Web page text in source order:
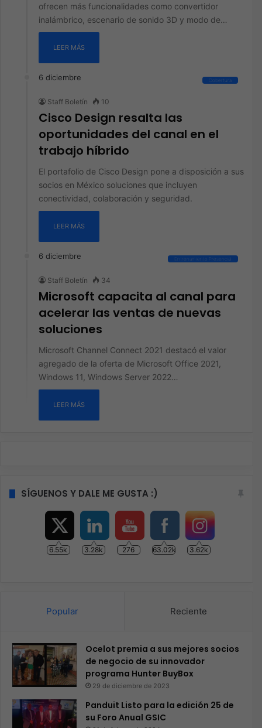
ofrecen más funcionalidades como convertidor
inalámbrico, escenario de sonido 3D y modo de…
LEER MÁS
6 diciembre Cobertura
Staff Boletín 10
Cisco Design resalta las
oportunidades del canal en el
trabajo híbrido
El portafolio de Cisco Design pone a disposición a sus
socios en México soluciones que incluyen
conectividad, colaboración y seguridad.
LEER MÁS
6 diciembre Entrenamiento Presencial
Staff Boletín 34
Microsoft capacita al canal para
acelerar las ventas de nuevas
soluciones
Microsoft Channel Connect 2021 destacó el valor
agregado de la oferta de Microsoft Office 2021,
Windows 11, Windows Server 2022…
LEER MÁS
SÍGUENOS Y DALE ME GUSTA :)
6.55k 3.28k 276 63.02k 3.62k
Popular Reciente
Ocelot premia a sus mejores socios
de negocio de su innovador
programa Hunter BuyBox
29 de diciembre de 2023
Panduit Listo para la edición 25 de
su Foro Anual GSIC